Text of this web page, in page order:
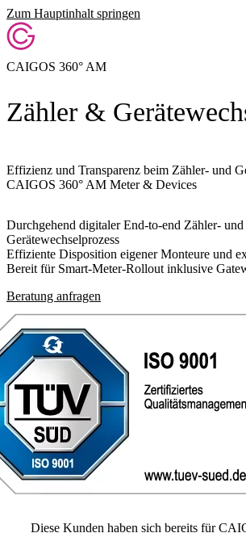
Zum Hauptinhalt springen
CAIGOS 360° AM
Zähler &
Effizienz und Transparenz beim Zähler- und
CAIGOS 360° AM Meter & Devices
Durchgehend digitaler End-to-end Zähler- und
Gerätewechselprozess
Effiziente Disposition eigener Monteure und
Bereit für Smart-Meter-Rollout inklusive
Beratung anfragen
Diese Kunden haben sich bereits für